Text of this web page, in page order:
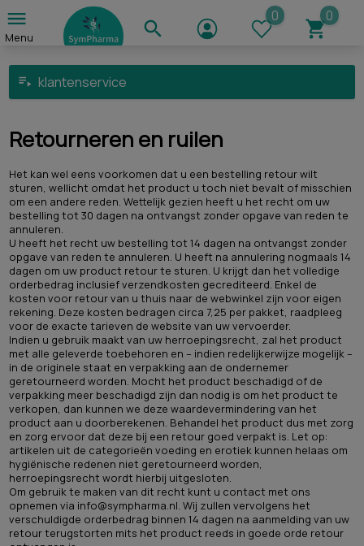
Menu
klantenservice
Retourneren en ruilen
Het kan wel eens voorkomen dat u een bestelling retour wilt
sturen, wellicht omdat het product u toch niet bevalt of misschien
om een andere reden. Wettelijk gezien heeft u het recht om uw
bestelling tot 30 dagen na ontvangst zonder opgave van reden te
annuleren.
U heeft het recht uw bestelling tot 14 dagen na ontvangst zonder
opgave van reden te annuleren. U heeft na annulering nogmaals 14
dagen om uw product retour te sturen. U krijgt dan het volledige
orderbedrag inclusief verzendkosten gecrediteerd. Enkel de
kosten voor retour van u thuis naar de webwinkel zijn voor eigen
rekening. Deze kosten bedragen circa 7,25 per pakket, raadpleeg
voor de exacte tarieven de website van uw vervoerder.
Indien u gebruik maakt van uw herroepingsrecht, zal het product
met alle geleverde toebehoren en – indien redelijkerwijze mogelijk –
in de originele staat en verpakking aan de ondernemer
geretourneerd worden. Mocht het product beschadigd of de
verpakking meer beschadigd zijn dan nodig is om het product te
verkopen, dan kunnen we deze waardevermindering van het
product aan u doorberekenen. Behandel het product dus met zorg
en zorg ervoor dat deze bij een retour goed verpakt is. Let op:
artikelen uit de categorieën voeding en erotiek kunnen helaas om
hygiënische redenen niet geretourneerd worden,
herroepingsrecht wordt hierbij uitgesloten.
Om gebruik te maken van dit recht kunt u contact met ons
opnemen via info@sympharma.nl. Wij zullen vervolgens het
verschuldigde orderbedrag binnen 14 dagen na aanmelding van uw
retour terugstorten mits het product reeds in goede orde retour